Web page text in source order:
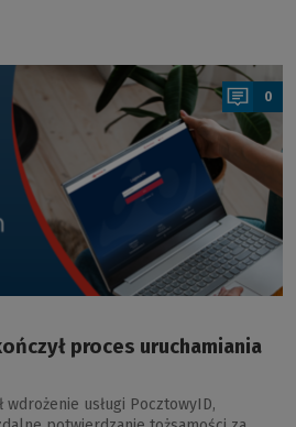
0
proces uruchamiania
wdrożenie usługi PocztowyID,